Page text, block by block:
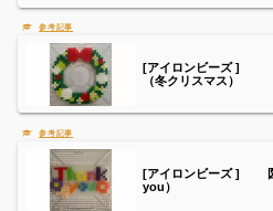
[アイロンビーズ ]
（冬クリスマス）
[アイロンビーズ ] 図
you）